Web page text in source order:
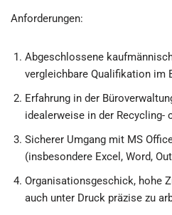
Anforderungen:
Abgeschlossene
vergleichbare Qualifikation im
Erfahrung in der
idealerweise in der Recycling-
Sicherer Umgang mit MS
(insbesondere Excel, Word,
Organisationsgeschick, hohe
auch unter Druck präzise zu